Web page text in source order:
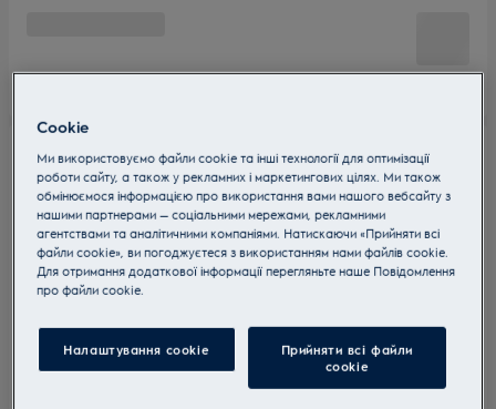
Cookie
Ми використовуємо файли cookie та інші технології для оптимізації
роботи сайту, а також у рекламних і маркетингових цілях. Ми також
обмінюємося інформацією про використання вами нашого вебсайту з
нашими партнерами — соціальними мережами, рекламними
агентствами та аналітичними компаніями. Натискаючи «Прийняти всі
файли cookie», ви погоджуєтеся з використанням нами файлів cookie.
Для отримання додаткової інформації перегляньте наше Пoвідомлення
прo файли cookie.
Налаштування cookie
Прийняти всі файли
сookie